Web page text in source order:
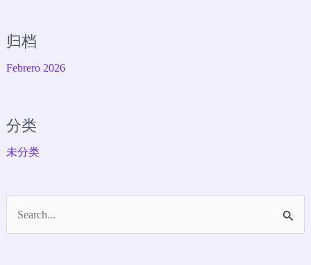
归档
Febrero 2026
分类
未分类